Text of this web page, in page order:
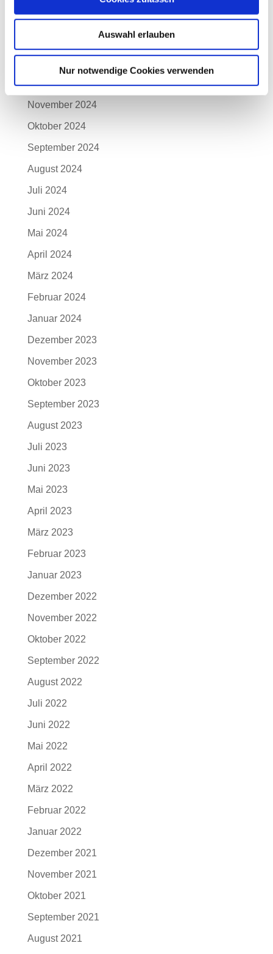
Auswahl erlauben
Nur notwendige Cookies verwenden
März 2025
Dezember 2024
November 2024
Oktober 2024
September 2024
August 2024
Juli 2024
Juni 2024
Mai 2024
April 2024
März 2024
Februar 2024
Januar 2024
Dezember 2023
November 2023
Oktober 2023
September 2023
August 2023
Juli 2023
Juni 2023
Mai 2023
April 2023
März 2023
Februar 2023
Januar 2023
Dezember 2022
November 2022
Oktober 2022
September 2022
August 2022
Juli 2022
Juni 2022
Mai 2022
April 2022
März 2022
Februar 2022
Januar 2022
Dezember 2021
November 2021
Oktober 2021
September 2021
August 2021